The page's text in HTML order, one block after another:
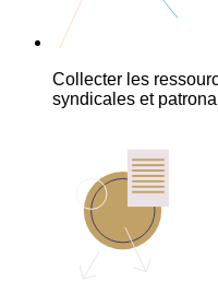
Collecter les
syndicales et